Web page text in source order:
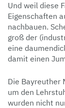
Und weil diese
Eigenschaften
nachbauen.
groß der
eine
damit einen
Die Bayreuther
um den
wurden nicht